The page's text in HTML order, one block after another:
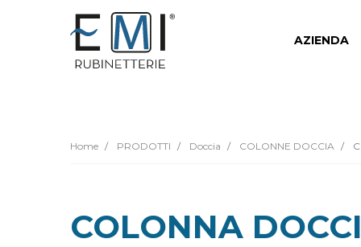
AZIENDA
Home PRODOTTI Doccia COLONNE DOCCIA
COLONNA